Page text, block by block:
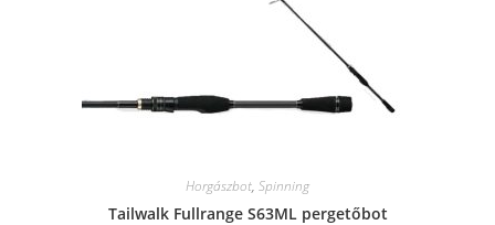
Horgászbot, Spinning
Tailwalk Fullrange S63ML pergetőbot